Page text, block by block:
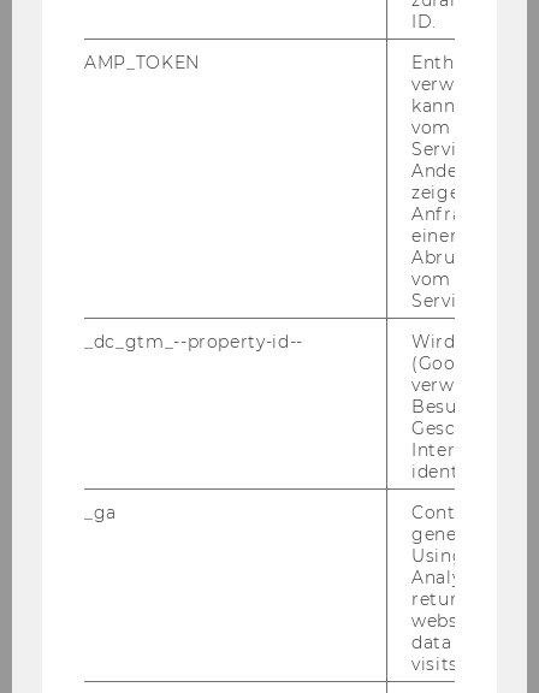
Autor: Em­ma­nu­el, Lern­bud­dy im SoSe 2024
ID.
AMP_TOKEN
Enthält ein
verwendet
kann, um
vom AMP-
Service
Andere
zeigen Opt-
Anfrage im
einen Fehler
Abrufen
vom AMP
Service an.
_dc_gtm_--property-id--
Wird von
(Google Tag
verwendet,
Besucher
Geschlecht
Interessen zu
identifizieren.
_ga
Contains a
generated
Using this
Analytics can
returning
website and
data from
visits.